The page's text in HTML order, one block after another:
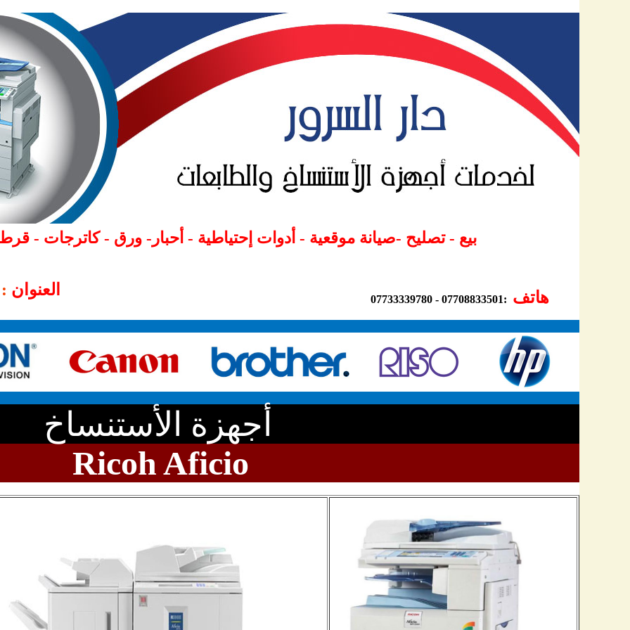
بيع - تصليح -صيانة موقعية - أدوات إحتياطية - أحبار- ورق - كاترجات - قرطاسية - خدمات مابعد البيع
العنوان :
07733339780 - 07708833501: هاتف
أجهزة الأستنساخ
Ricoh Aficio